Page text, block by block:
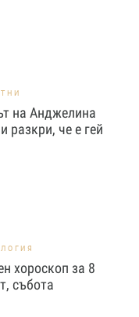
на Анджелина
разкри, че е гей
хороскоп за 8
събота